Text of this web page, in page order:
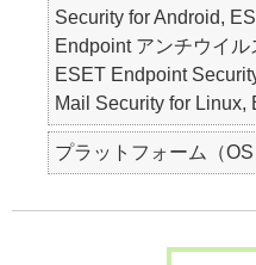
Security for Android,
Endpoint アンチウイ
ESET Endpoint
Mail Security for Linux,
プラットフォーム（OS